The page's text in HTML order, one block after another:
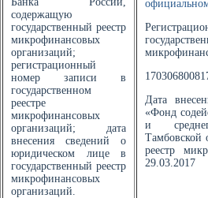
содержащую
государственный реестр
микрофинансовых
организаций;
регистрационный
номер записи в
государственном
реестре
микрофинансовых
организаций; дата
внесения сведений о
юридическом лице в
государственный реестр
микрофинансовых
организаций.
Дата
«Фонд
и
Тамбовской
реестр
29.03.2017